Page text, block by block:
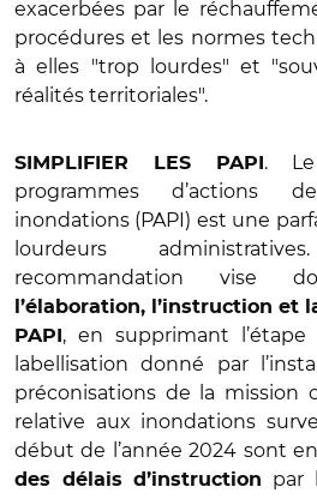
exacerbées par le
procédures et les normes
à elles "trop lourdes" et
réalités territoriales".
SIMPLIFIER LES PAPI . Le
programmes d’actions
inondations (PAPI) est une
lourdeurs
recommandation vise
l’élaboration, l’instruction et
PAPI , en supprimant l’étape
labellisation donné par
préconisations de la mission
relative aux inondations
début de l’année 2024 sont
des délais d’instruction
par